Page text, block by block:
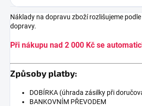
Náklady na dopravu zboží rozlišujeme
dopravy.
Při nákupu nad 2 000 Kč se
Způsoby platby:
DOBÍRKA (úhrada zásilky při
BANKOVNÍM PŘEVODEM